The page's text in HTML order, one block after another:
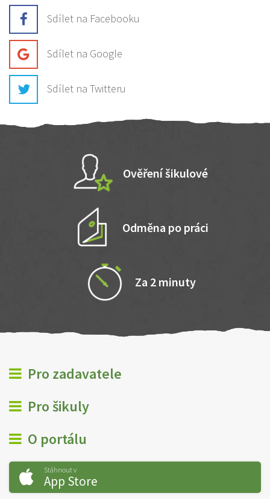
Sdílet na Facebooku
Sdílet na Google
Sdílet na Twitteru
Ověření šikulové
Odměna po práci
Za 2 minuty
Pro zadavatele
Pro šikuly
O portálu
Stáhnout v
App Store